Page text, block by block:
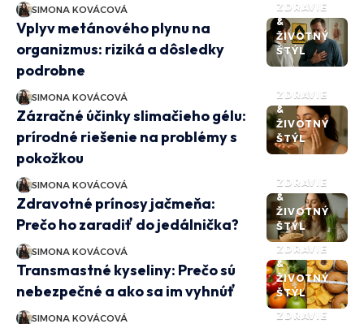
SIMONA KOVÁCOVÁ
ZDRAVIE
&
ŽIVOTNÝ
ŠTÝL
Vplyv metánového plynu na
organizmus: riziká a dôsledky
podrobne
SIMONA KOVÁCOVÁ
ZDRAVIE
&
ŽIVOTNÝ
ŠTÝL
Zázračné účinky slimačieho gélu:
prírodné riešenie na problémy s
pokožkou
SIMONA KOVÁCOVÁ
ZDRAVIE
&
ŽIVOTNÝ
ŠTÝL
Zdravotné prínosy jačmeňa:
Prečo ho zaradiť do jedálnička?
SIMONA KOVÁCOVÁ
ZDRAVIE
&
ŽIVOTNÝ
ŠTÝL
Transmastné kyseliny: Prečo sú
nebezpečné a ako sa im vyhnúť
SIMONA KOVÁCOVÁ
ZDRAVIE